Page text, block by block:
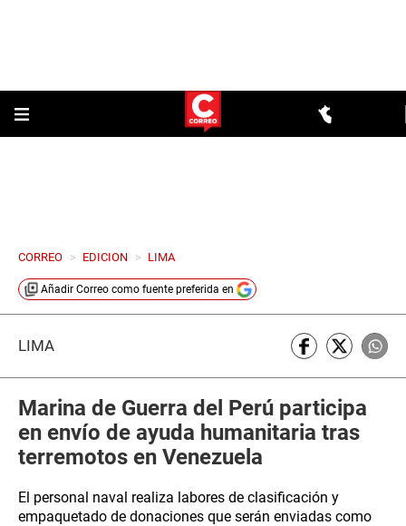
CORREO > EDICION > LIMA
Añadir Correo como fuente preferida en
LIMA
Marina de Guerra del Perú participa
en envío de ayuda humanitaria tras
terremotos en Venezuela
El personal naval realiza labores de clasificación y
empaquetado de donaciones que serán enviadas como